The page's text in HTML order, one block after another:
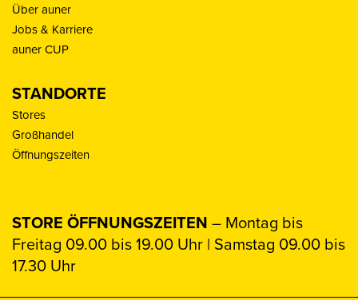
Über auner
Jobs & Karriere
auner CUP
STANDORTE
Stores
Großhandel
Öffnungszeiten
STORE ÖFFNUNGSZEITEN – Montag bis
Freitag 09.00 bis 19.00 Uhr | Samstag 09.00 bis
17.30 Uhr